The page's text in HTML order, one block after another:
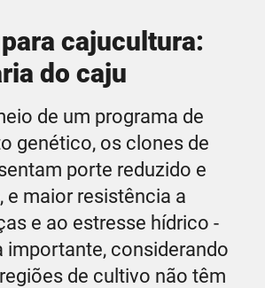
cajucultura:
do caju
de um programa de
genético, os clones de
porte reduzido e
e maior resistência a
e ao estresse hídrico -
importante, considerando
de cultivo não têm